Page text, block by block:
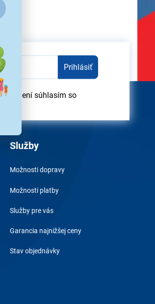
Prihlásiť
súhlasím so
Služby
Možnosti dopravy
Možnosti platby
Služby pre vás
Garancia najnižšej ceny
Stav objednávky